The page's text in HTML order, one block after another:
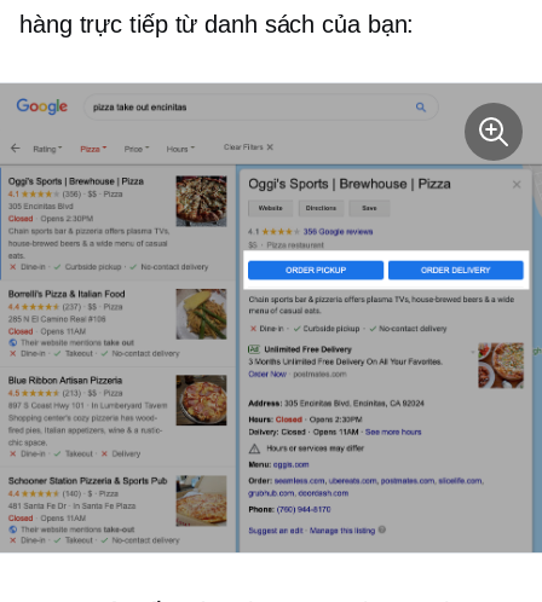
hàng trực tiếp từ danh sách của bạn: